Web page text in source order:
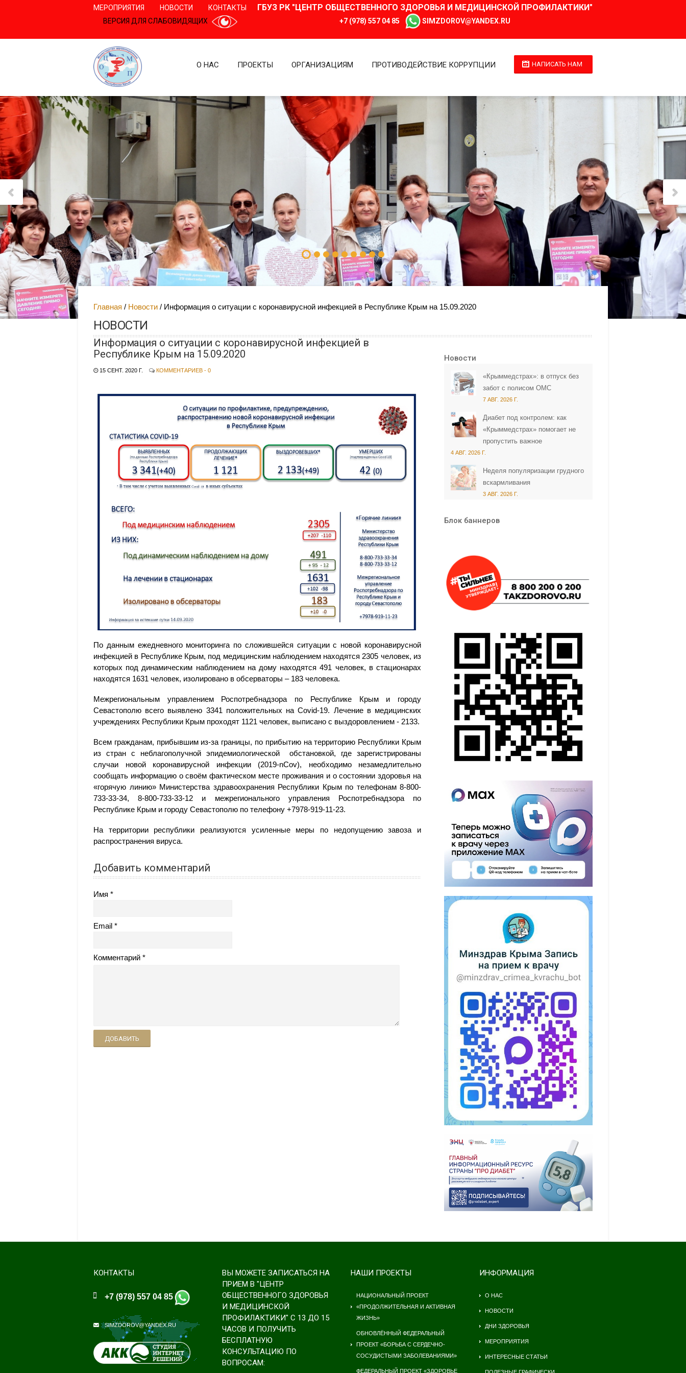
МЕРОПРИЯТИЯ НОВОСТИ
КОНТАКТЫ
ВЕРСИЯ ДЛЯ СЛАБОВИДЯЩИХ
ГБУЗ РК "ЦЕНТР ОБЩЕСТВЕННОГО ЗДОРОВЬЯ И МЕДИЦИНСКОЙ ПРОФИЛАКТИКИ"
+7 (978) 557 04 85 SIMZDOROV@YANDEX.RU
НАПИСАТЬ НАМ
О НАС ПРОЕКТЫ ОРГАНИЗАЦИЯМ ПРОТИВОДЕЙСТВИЕ КОРРУПЦИИ
Главная Новости Информация о ситуации с коронавирусной инфекцией в Республике Крым на 15.09.2020
НОВОСТИ
Информация о ситуации с коронавирусной инфекцией в
Республике Крым на 15.09.2020
15 СЕНТ. 2020 Г. КОММЕНТАРИЕВ - 0
По данным ежедневного мониторинга по сложившейся ситуации с новой коронавирусной
инфекцией в Республике Крым, под медицинским наблюдением находятся 2305 человек, из
которых под динамическим наблюдением на дому находятся 491 человек, в стационарах
находятся 1631 человек, изолировано в обсерваторы – 183 человека.
Межрегиональным управлением Роспотребнадзора по Республике Крым и городу
Севастополю всего выявлено 3341 положительных на Covid-19. Лечение в медицинских
учреждениях Республики Крым проходят 1121 человек, выписано с выздоровлением - 2133.
Всем гражданам, прибывшим из-за границы, по прибытию на территорию Республики Крым
из стран с неблагополучной эпидемиологической обстановкой, где зарегистрированы
случаи новой коронавирусной инфекции (2019-nCov), необходимо незамедлительно
сообщать информацию о своём фактическом месте проживания и о состоянии здоровья на
«горячую линию» Министерства здравоохранения Республики Крым по телефонам 8-800-
733-33-34, 8-800-733-33-12 и межрегионального управления Роспотребнадзора по
Республике Крым и городу Севастополю по телефону +7978-919-11-23.
На территории республики реализуются усиленные меры по недопущению завоза и
распространения вируса.
Добавить комментарий
Имя
Email
Комментарий
ДОБАВИТЬ
Новости
«Крыммедстрах»: в отпуск без
забот с полисом ОМС
7 АВГ. 2026 Г.
Диабет под контролем: как
«Крыммедстрах» помогает не
пропустить важное
4 АВГ. 2026 Г.
Неделя популяризации грудного
вскармливания
3 АВГ. 2026 Г.
Блок баннеров
КОНТАКТЫ
+7 (978) 557 04 85
SIMZDOROV@YANDEX.RU
ВЫ МОЖЕТЕ ЗАПИСАТЬСЯ НА
ПРИЕМ В "ЦЕНТР
ОБЩЕСТВЕННОГО ЗДОРОВЬЯ
И МЕДИЦИНСКОЙ
ПРОФИЛАКТИКИ" С 13 ДО 15
ЧАСОВ И ПОЛУЧИТЬ
БЕСПЛАТНУЮ
КОНСУЛЬТАЦИЮ ПО
ВОПРОСАМ:
НАШИ ПРОЕКТЫ
НАЦИОНАЛЬНЫЙ ПРОЕКТ
«ПРОДОЛЖИТЕЛЬНАЯ И АКТИВНАЯ
ЖИЗНЬ»
ОБНОВЛЁННЫЙ ФЕДЕРАЛЬНЫЙ
ПРОЕКТ «БОРЬБА С СЕРДЕЧНО-
СОСУДИСТЫМИ ЗАБОЛЕВАНИЯМИ»
ФЕДЕРАЛЬНЫЙ ПРОЕКТ «ЗДОРОВЬЕ
ИНФОРМАЦИЯ
О НАС
НОВОСТИ
ДНИ ЗДОРОВЬЯ
МЕРОПРИЯТИЯ
ИНТЕРЕСНЫЕ СТАТЬИ